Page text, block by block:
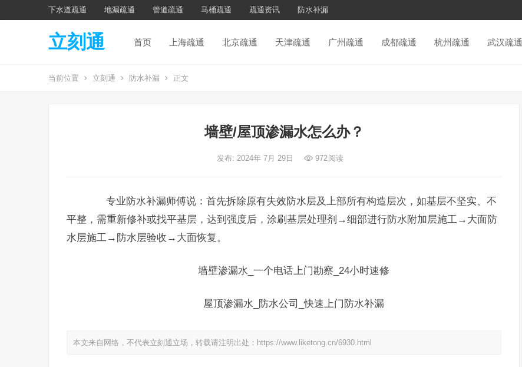
下水道疏通 地漏疏通 管道疏通 马桶疏通 疏通资讯 防水补漏
立刻通 首页 上海疏通 北京疏通 天津疏通 广州疏通 成都疏通 杭州疏通 武汉疏通
当前位置 立刻通 防水补漏 正文
墙壁/屋顶渗漏水怎么办？
发布: 2024年 7月 29日 972阅读
专业防水补漏师傅说：首先拆除原有失效防水层及上部所有构造层次，如基层不坚实、不
平整，需重新修补或找平基层，达到强度后，涂刷基层处理剂→细部进行防水附加层施工→大面防
水层施工→防水层验收→大面恢复。
墙壁渗漏水_一个电话上门勘察_24小时速修
屋顶渗漏水_防水公司_快速上门防水补漏
本文来自网络，不代表立刻通立场，转载请注明出处：https://www.liketong.cn/6930.html